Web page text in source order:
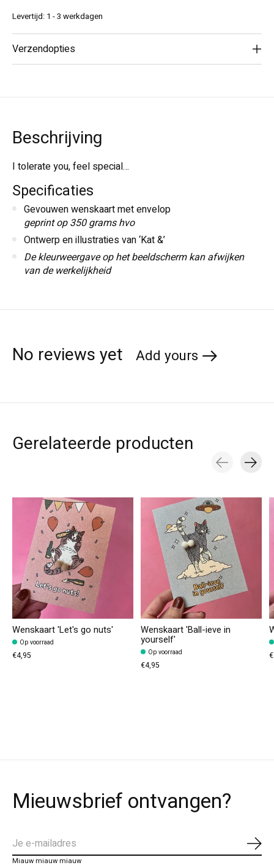
Levertijd: 1 - 3 werkdagen
Verzendopties
Beschrijving
I tolerate you, feel special…
Specificaties
Gevouwen wenskaart met envelop
geprint op 350 grams hvo
Ontwerp en illustraties van ‘Kat &’
De kleurweergave op het beeldscherm kan afwijken
van de werkelijkheid
No reviews yet Add yours
Gerelateerde producten
Wenskaart 'Let's go nuts'
Op voorraad
€4,95
Wenskaart 'Ball-ieve in
yourself'
Op voorraad
€4,95
Mieuwsbrief ontvangen?
Miauw miauw miauw